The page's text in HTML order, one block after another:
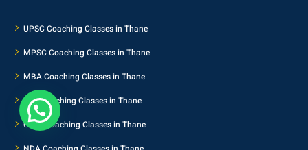
UPSC Coaching Classes in Thane
MPSC Coaching Classes in Thane
MBA Coaching Classes in Thane
SSC Coaching Classes in Thane
CLAT Coaching Classes in Thane